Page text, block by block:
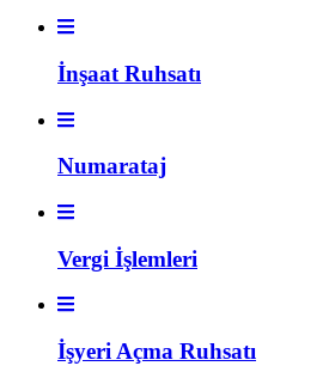
İnşaat Ruhsatı
Numarataj
Vergi İşlemleri
İşyeri Açma Ruhsatı